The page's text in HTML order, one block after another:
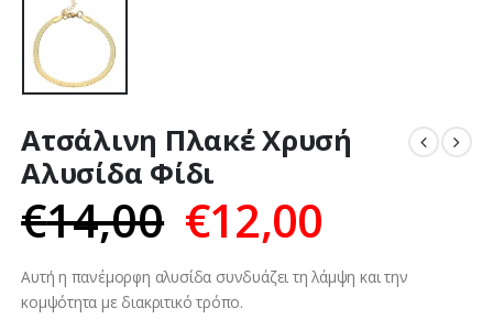
Ατσάλινη Πλακέ Χρυσή
Αλυσίδα Φίδι
€14,00 €12,00
Αυτή η πανέμορφη αλυσίδα συνδυάζει τη λάμψη και την
κομψότητα με διακριτικό τρόπο.